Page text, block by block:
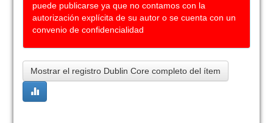
puede publicarse ya que no contamos con la
autorización explícita de su autor o se cuenta con un
convenio de confidencialidad
Mostrar el registro Dublin Core completo del ítem